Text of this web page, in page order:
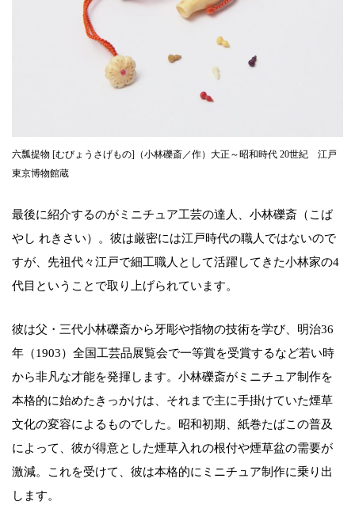
六瓢提物 [むびょうさげもの]（小林礫斎／作）大正～昭和時代 20世紀 江戸
東京博物館蔵
最後に紹介するのがミニチュア工芸の達人、小林礫斎（こば
やし れきさい）。彼は厳密には江戸時代の職人ではないので
すが、先祖代々江戸で細工職人として活躍してきた小林家の4
代目ということで取り上げられています。
彼は父・三代小林礫斎から牙彫や指物の技術を学び、明治36
年（1903）全国工芸品展覧会で一等賞を受賞するなど若い時
から非凡な才能を発揮します。小林礫斎がミニチュア制作を
本格的に始めたきっかけは、それまで主に手掛けていた煙草
文化の変容によるものでした。昭和初期、紙巻たばこの普及
によって、彼が得意とした煙草入れの根付や煙草盆の需要が
激減。これを受けて、彼は本格的にミニチュア制作に乗り出
します。